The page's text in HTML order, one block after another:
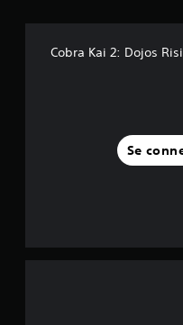
Cobra Kai 2: Dojos
Se